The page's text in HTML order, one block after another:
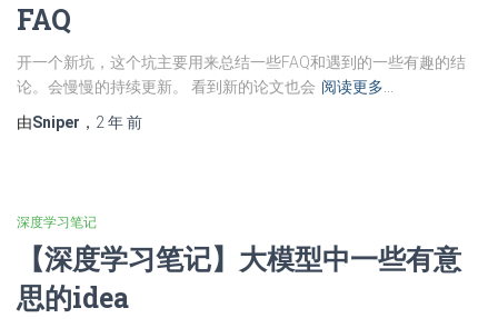
FAQ
开一个新坑，这个坑主要用来总结一些FAQ和遇到的一些有趣的结
论。会慢慢的持续更新。 看到新的论文也会 阅读更多…
由Sniper ， 2 年前
深度学习笔记
【深度学习笔记】大模型中一些有意
思的idea